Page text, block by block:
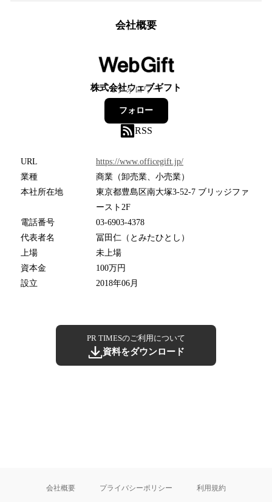
会社概要
株式会社ウェブギフト
6フォロワー
フォロー
RSS
URL
https://www.officegift.jp/
業種
商業（卸売業、小売業）
本社所在地
東京都豊島区南大塚3-52-7 ブリッジファ
ースト2F
電話番号
03-6903-4378
代表者名
冨田仁（とみたひとし）
上場
未上場
資本金
100万円
設立
2018年06月
PR TIMESのご利用について
資料をダウンロード
会社概要 プライバシーポリシー 利用規約